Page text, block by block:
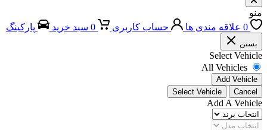
منو
0 علاقه مندی ها حساب کاربری 0 سبد خرید پارکینگ
بستن
Select Vehicle
All Vehicles
Add Vehicle
Cancel
Select Vehicle
Add A Vehicle